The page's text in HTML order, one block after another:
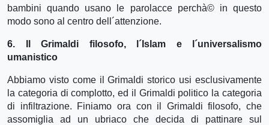
bambini quando usano le parolacce perchà© in questo
modo sono al centro dell´attenzione.
6. Il Grimaldi filosofo, l´Islam e l´universalismo
umanistico
Abbiamo visto come il Grimaldi storico usi esclusivamente
la categoria di complotto, ed il Grimaldi politico la categoria
di infiltrazione. Finiamo ora con il Grimaldi filosofo, che
assomiglia ad un ubriaco che decida di pattinare sul